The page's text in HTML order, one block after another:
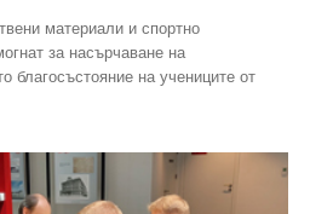
материали и спортно
за насърчаване на
благосъстояние на учениците от